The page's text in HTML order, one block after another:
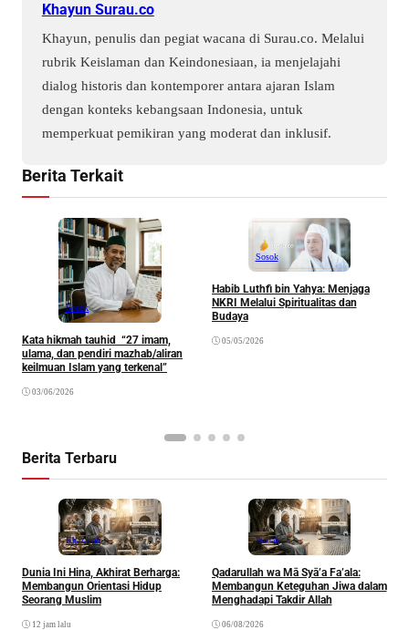
Khayun Surau.co
Khayun, penulis dan pegiat wacana di Surau.co. Melalui
rubrik Keislaman dan Keindonesiaan, ia menjelajahi
dialog historis dan kontemporer antara ajaran Islam
dengan konteks kebangsaan Indonesia, untuk
memperkuat pemikiran yang moderat dan inklusif.
Berita Terkait
Sosok
Kata hikmah tauhid “27 imam,
ulama, dan pendiri mazhab/aliran
keilmuan Islam yang terkenal”
03/06/2026
Sosok
Habib Luthfi bin Yahya: Menjaga
NKRI Melalui Spiritualitas dan
Budaya
05/05/2026
Berita Terbaru
Khazanah
Dunia Ini Hina, Akhirat Berharga:
Membangun Orientasi Hidup
Seorang Muslim
12 jam lalu
Ibadah
Qadarullah wa Mā Syā’a Fa’ala:
Membangun Keteguhan Jiwa dalam
Menghadapi Takdir Allah
06/08/2026